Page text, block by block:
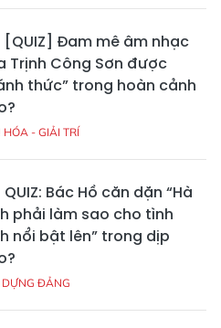
[QUIZ] Đam mê âm nhạc
Trịnh Công Sơn được
thức” trong hoàn cảnh
HÓA - GIẢI TRÍ
QUIZ: Bác Hồ căn dặn “Hà
phải làm sao cho tình
nổi bật lên” trong dịp
DỰNG ĐẢNG